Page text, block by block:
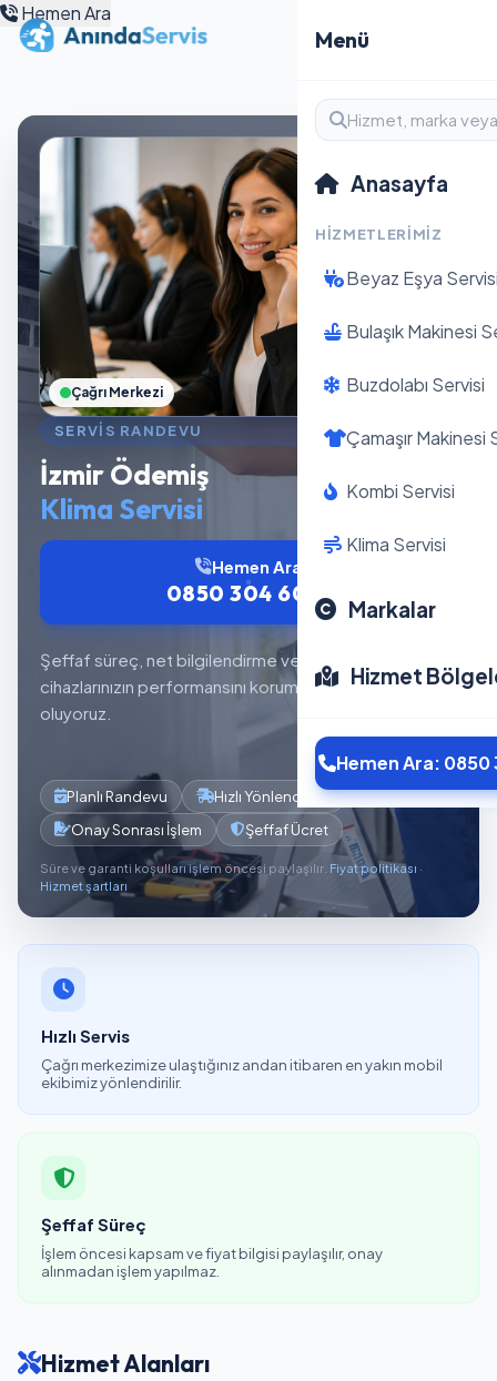
Menü
Anasayfa
HIZMETLERIMIZ
Beyaz Eşya
Bulaşık Makinesi
Buzdolabı Servisi
Çamaşır Makinesi
Kombi Servisi
Klima Servisi
Markalar
Hizmet
Hemen Ara: 0850
Hemen Ara
SERVIS RANDEVU
İzmir Ödemiş
Klima Servisi
Şeffaf süreç, net bilgilendirme ve planlı servis akışıyla
cihazlarınızın performansını korumaya yardımcı
oluyoruz.
Hemen Ara
0850 304 6012
Planlı Randevu
Hızlı Yönlendirme
Onay Sonrası İşlem
Şeffaf Ücret
Süre ve garanti koşulları işlem öncesi paylaşılır. Fiyat politikası ·
Hizmet şartları
Çağrı Merkezi
Hızlı Servis
Çağrı merkezimize ulaştığınız andan itibaren en yakın mobil
ekibimiz yönlendirilir.
Şeffaf Süreç
İşlem öncesi kapsam ve fiyat bilgisi paylaşılır, onay
alınmadan işlem yapılmaz.
Hizmet Alanları